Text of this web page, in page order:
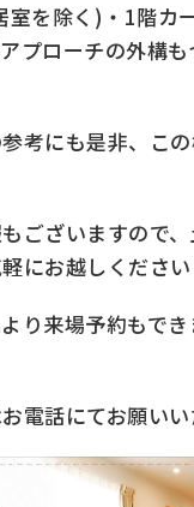
室を除く)・1階カ
プローチの外構も
考にも是非、こ
ございますので
にお越しくださ
より来場予約もで
電話にてお願いい